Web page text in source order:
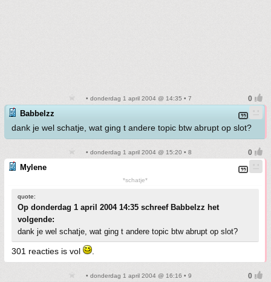
• donderdag 1 april 2004 @ 14:35 • 7
Babbelzz
dank je wel schatje, wat ging t andere topic btw abrupt op slot?
• donderdag 1 april 2004 @ 15:20 • 8
Mylene
*schatje*
quote:
Op donderdag 1 april 2004 14:35 schreef Babbelzz het
volgende:
dank je wel schatje, wat ging t andere topic btw abrupt op slot?
301 reacties is vol
• donderdag 1 april 2004 @ 16:16 • 9